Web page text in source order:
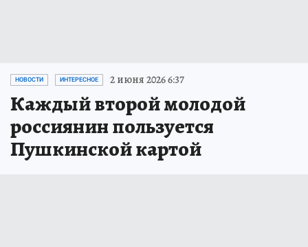
НОВОСТИ ИНТЕРЕСНОЕ 2 июня 2026 6:37
Каждый второй молодой
россиянин пользуется
Пушкинской картой